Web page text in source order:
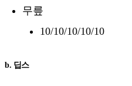
무릎
10/10/10/10/10
b. 딥스